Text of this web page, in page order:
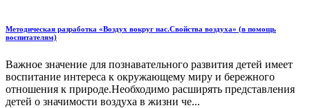
Методическая разработка «Воздух вокруг нас.Свойства воздуха» (в помощь
воспитателям)
Важное значение для познавательного развития детей имеет
воспитание интереса к окружающему миру и бережного
отношения к природе.Необходимо расширять представления
детей о значимости воздуха в жизни че...